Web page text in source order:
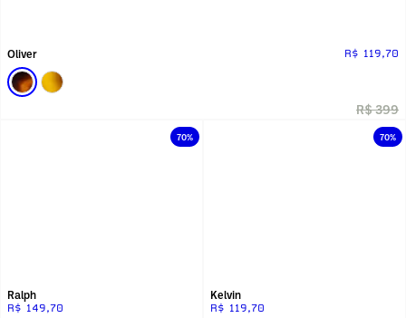
Oliver R$ 119,70
R$ 399
70%
Ralph
R$ 149,70
70%
Kelvin
R$ 119,70